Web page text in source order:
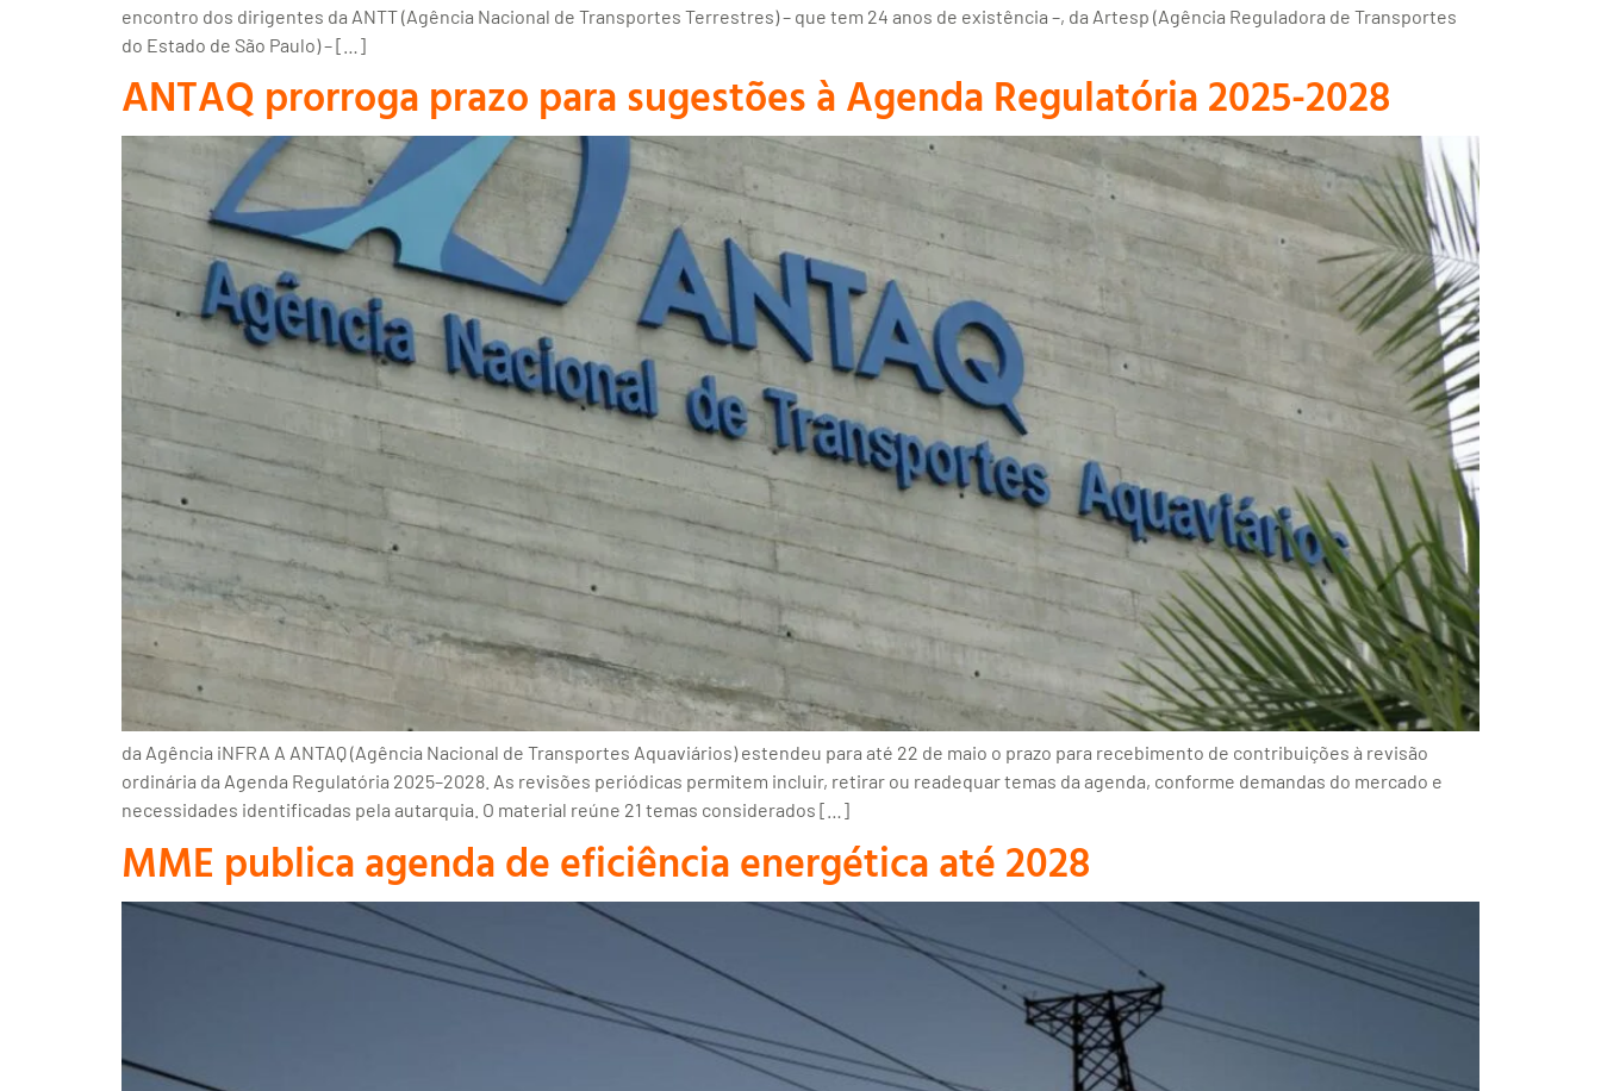
encontro dos dirigentes da ANTT (Agência Nacional de Transportes Terrestres) – que tem 24 anos de existência –, da Artesp (Agência Reguladora de Transportes
do Estado de São Paulo) – […]
ANTAQ prorroga prazo para sugestões à Agenda Regulatória 2025-2028
da Agência iNFRA A ANTAQ (Agência Nacional de Transportes Aquaviários) estendeu para até 22 de maio o prazo para recebimento de contribuições à revisão
ordinária da Agenda Regulatória 2025–2028. As revisões periódicas permitem incluir, retirar ou readequar temas da agenda, conforme demandas do mercado e
necessidades identificadas pela autarquia. O material reúne 21 temas considerados […]
MME publica agenda de eficiência energética até 2028